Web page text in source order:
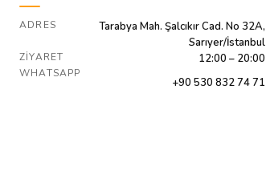
ADRES
Tarabya Mah. Şalcıkır Cad. No 32A,
Sarıyer/İstanbul
ZIYARET 12:00 – 20:00
WHATSAPP
+90 530 832 74 71